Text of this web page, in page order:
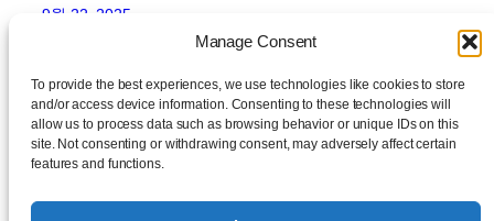
Manage Consent
To provide the best experiences, we use technologies like cookies to store
and/or access device information. Consenting to these technologies will
allow us to process data such as browsing behavior or unique IDs on this
site. Not consenting or withdrawing consent, may adversely affect certain
features and functions.
9월 22, 2025
daylog